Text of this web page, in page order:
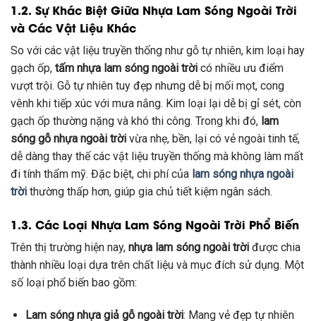
1.2. Sự Khác Biệt Giữa Nhựa Lam Sóng Ngoài Trời
và Các Vật Liệu Khác
So với các vật liệu truyền thống như gỗ tự nhiên, kim loại hay
gạch ốp, tấm nhựa lam sóng ngoài trời có nhiều ưu điểm
vượt trội. Gỗ tự nhiên tuy đẹp nhưng dễ bị mối mọt, cong
vênh khi tiếp xúc với mưa nắng. Kim loại lại dễ bị gỉ sét, còn
gạch ốp thường nặng và khó thi công. Trong khi đó, lam
sóng gỗ nhựa ngoài trời vừa nhẹ, bền, lại có vẻ ngoài tinh tế,
dễ dàng thay thế các vật liệu truyền thống mà không làm mất
đi tính thẩm mỹ. Đặc biệt, chi phí của lam sóng nhựa ngoài
trời thường thấp hơn, giúp gia chủ tiết kiệm ngân sách.
1.3. Các Loại Nhựa Lam Sóng Ngoài Trời Phổ Biến
Trên thị trường hiện nay, nhựa lam sóng ngoài trời được chia
thành nhiều loại dựa trên chất liệu và mục đích sử dụng. Một
số loại phổ biến bao gồm:
Lam sóng nhựa giả gỗ ngoài trời: Mang vẻ đẹp tự nhiên